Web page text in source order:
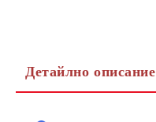
Детайлно описание